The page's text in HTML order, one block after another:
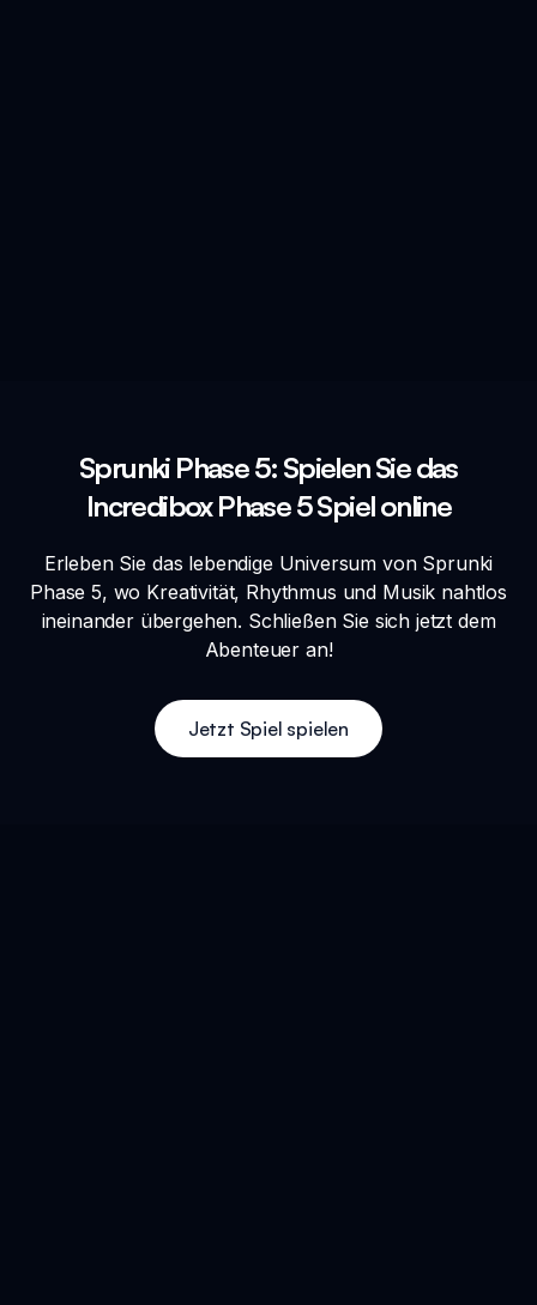
Sprunki Phase 5: Spielen Sie das
Incredibox Phase 5 Spiel online
Erleben Sie das lebendige Universum von Sprunki
Phase 5, wo Kreativität, Rhythmus und Musik nahtlos
ineinander übergehen. Schließen Sie sich jetzt dem
Abenteuer an!
Jetzt Spiel spielen